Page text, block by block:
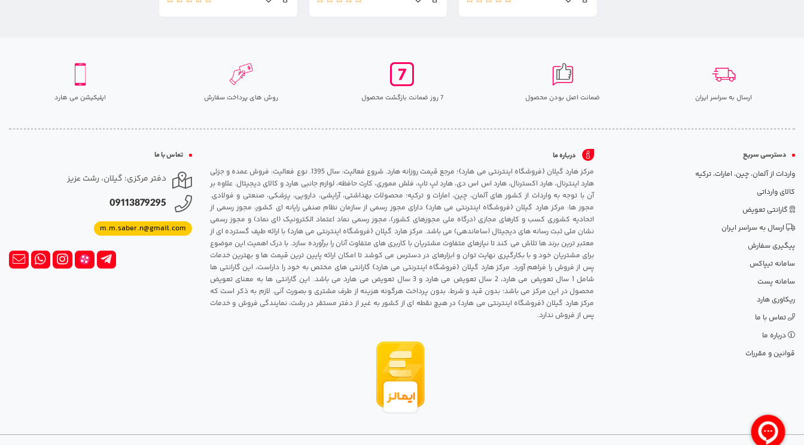
ارسال به سراسر ایران ضمانت اصل بودن محصول 7 روز ضمانت بازگشت محصول روش های پرداخت سفارش اپلیکیشن می هارد
دسترسی سریع
واردات از آلمان، چین، امارات، ترکیه
کالای وارداتی
گارانتی تعویض
ارسال به سراسر ایران
پیگیری سفارش
سامانه تیپاکس
سامانه پست
ریکاوری هارد
تماس با ما
درباره ما
قوانین و مقررات
درباره ما
مرکز هارد گیلان {فروشگاه اینترنتی می هارد}؛ مرجع قیمت روزانه هارد. شروع فعالیت: سال 1395. نوع فعالیت: فروش عمده و جزئی
هارد اینترنال، هارد اکسترنال، هارد اس اس دی، هارد لپ تاپ، فلش مموری، کارت حافظه، لوازم جانبی هارد و کالای دیجیتال. علاوه بر
آن با توجه به واردات از کشور های آلمان، چین، امارات و ترکیه؛ محصولات بهداشتی، آرایشی، دارویی، پزشکی، صنعتی و فولادی.
مجوز ها: مرکز هارد گیلان {فروشگاه اینترنتی می هارد} دارای مجوز رسمی از سازمان نظام صنفی رایانه ای کشور، مجوز رسمی از
اتحادیه کشوری کسب و کارهای مجازی (درگاه ملی مجوزهای کشور)، مجوز رسمی نماد اعتماد الکترونیک (ای نماد) و مجوز رسمی
نشان ملی ثبت رسانه های دیجیتال (ساماندهی) می باشد. مرکز هارد گیلان {فروشگاه اینترنتی می هارد} با ارائه طیف گسترده ای از
معتبر ترین برند ها تلاش می کند تا نیازهای متفاوت مشتریان با کاربری های متفاوت آنان را برآورده سازد. با درک اهمیت این موضوع
برای مشتریان خود و با بکارگیری نهایت توان و ابزارهای در دسترس می کوشد تا امکان ارائه پایین ترین قیمت ها و بهترین خدمات
پس از فروش را فراهم آورد. مرکز هارد گیلان {فروشگاه اینترنتی می هارد} گارانتی های مختص به خود را داراست، این گارانتی ها
شامل 1 سال تعویض می هارد، 2 سال تعویض می هارد و 3 سال تعویض می هارد می باشد. این گارانتی ها به معنای تعویض
محصول در این مرکز می باشد؛ بدون قید و شرط، بدون پرداخت هرگونه هزینه از طرف مشتری و بصورت آنی. لازم به ذکر است که
مرکز هارد گیلان {فروشگاه اینترنتی می هارد} در هیچ نقطه ای از کشور به غیر از دفتر مستقر در رشت، نمایندگی فروش و خدمات
پس از فروش ندارد.
تماس با ما
دفتر مرکزی: گیلان، رشت عزیز
09113879295
m.m.saber.n@gmail.com